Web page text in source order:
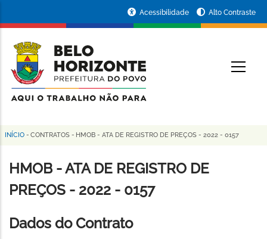
conteúdo
principal
da
Prefeitura
de
Horizonte
Acessibilidade Alto Contraste
Trilha
de
navegação
INÍCIO - CONTRATOS - HMOB - ATA DE REGISTRO DE PREÇOS - 2022 - 0157
HMOB - ATA DE REGISTRO DE
PREÇOS - 2022 - 0157
Dados do Contrato